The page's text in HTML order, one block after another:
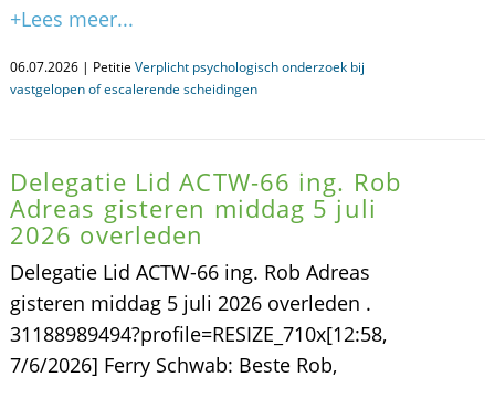
+Lees meer...
06.07.2026 | Petitie Verplicht psychologisch onderzoek bij
vastgelopen of escalerende scheidingen
Delegatie Lid ACTW-66 ing. Rob
Adreas gisteren middag 5 juli
2026 overleden
Delegatie Lid ACTW-66 ing. Rob Adreas
gisteren middag 5 juli 2026 overleden .
31188989494?profile=RESIZE_710x[12:58,
7/6/2026] Ferry Schwab: Beste Rob,